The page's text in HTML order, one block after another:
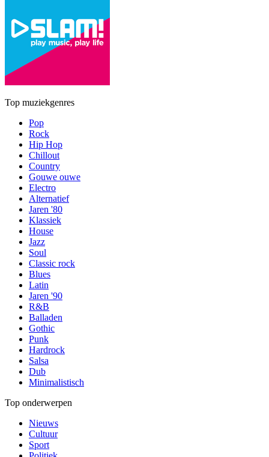
Top muziekgenres
Pop
Rock
Hip Hop
Chillout
Country
Gouwe ouwe
Electro
Alternatief
Jaren '80
Klassiek
House
Jazz
Soul
Classic rock
Blues
Latin
Jaren '90
R&B
Balladen
Gothic
Punk
Hardrock
Salsa
Dub
Minimalistisch
Top onderwerpen
Nieuws
Cultuur
Sport